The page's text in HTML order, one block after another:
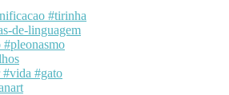
#tirinha
de-linguagem
#pleonasmo
#vida #gato